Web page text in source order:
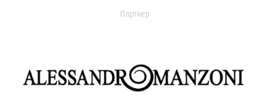
Партнер